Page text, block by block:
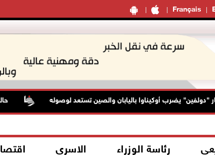
Français
يضرب أوكيناوا باليابان والصين تستعد لوصوله حالة
رئاسة الوزراء الاسرى